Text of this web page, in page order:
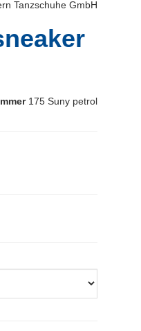
175 Suny petrol